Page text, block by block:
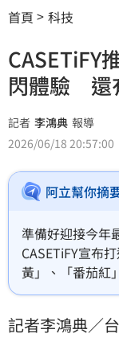
首頁 科技
CASETiFY
閃體驗 還
記者 李鴻典 報導
2026/06/18 20:57:00
阿立幫你摘
準備好迎接今年
CASETiFY宣布
黃」、「番茄紅
色，將陽光、沙
日至 6 月 21 日
記者李鴻典／